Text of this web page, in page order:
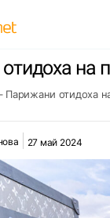
на
Парижани отидоха
27 май 2024